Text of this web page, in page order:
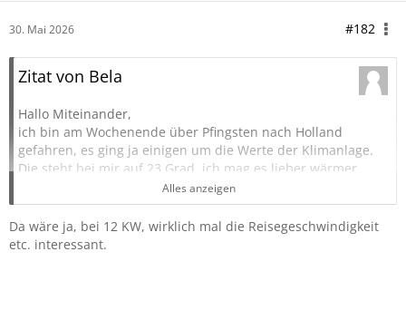
30. Mai 2026 #182
Zitat von Bela
Hallo Miteinander,
ich bin am Wochenende über Pfingsten nach Holland
gefahren, es ging ja einigen um die Werte der Klimanlage.
Die steht bei mir auf 23 Grad, ich mag es lieber wärmer.
Temperatur draussen zwischen 28 und 30 Grad.
Verbrauch fast nur Autobahn 12 KW und laut Ford hat die
Klimaanlage nur 5% verbraucht. Also das finde ich
einen anständigen Wert.
Alles anzeigen
Da wäre ja, bei 12 KW, wirklich mal die Reisegeschwindigkeit
etc. interessant.